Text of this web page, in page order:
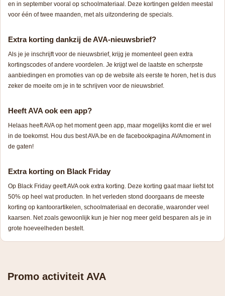
en in september vooral op schoolmateriaal. Deze kortingen gelden meestal
voor één of twee maanden, met als uitzondering de specials.
Extra korting dankzij de AVA-nieuwsbrief?
Als je je inschrijft voor de nieuwsbrief, krijg je momenteel geen extra
kortingscodes of andere voordelen. Je krijgt wel de laatste en scherpste
aanbiedingen en promoties van op de website als eerste te horen, het is dus
zeker de moeite om je in te schrijven voor de nieuwsbrief.
Heeft AVA ook een app?
Helaas heeft AVA op het moment geen app, maar mogelijks komt die er wel
in de toekomst. Hou dus best AVA.be en de facebookpagina AVAmoment in
de gaten!
Extra korting on Black Friday
Op Black Friday geeft AVA ook extra korting. Deze korting gaat maar liefst tot
50% op heel wat producten. In het verleden stond doorgaans de meeste
korting op kantoorartikelen, schoolmateriaal en decoratie, waaronder veel
kaarsen. Net zoals gewoonlijk kun je hier nog meer geld besparen als je in
grote hoeveelheden bestelt.
Promo activiteit AVA